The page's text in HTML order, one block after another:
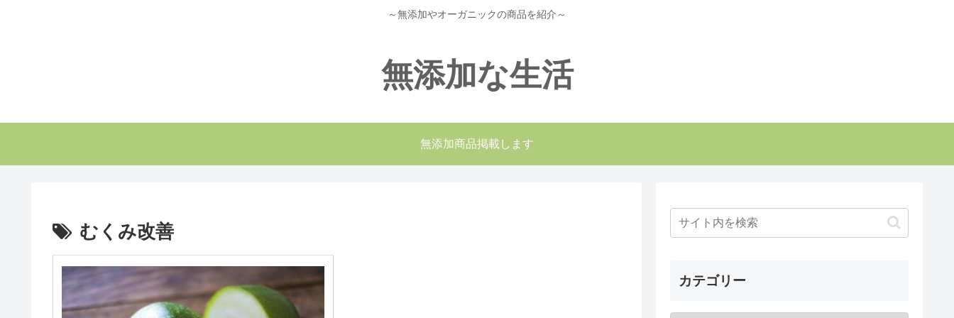
～無添加やオーガニックの商品を紹介～
無添加な生活
無添加商品掲載します
むくみ改善
カテゴリー